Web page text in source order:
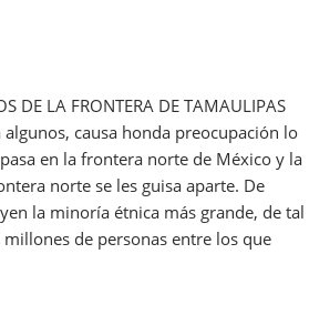
DE LA FRONTERA DE TAMAULIPAS
algunos, causa honda preocupación lo
en la frontera norte de México y la
norte se les guisa aparte. De
la minoría étnica más grande, de tal
de personas entre los que